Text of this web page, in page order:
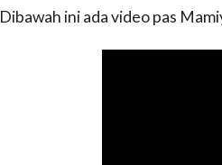
Dibawah ini ada video pas